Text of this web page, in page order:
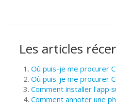
Les articles
Où puis-je me procurer
Où puis-je me procurer
Comment installer l'app
Comment annoter une